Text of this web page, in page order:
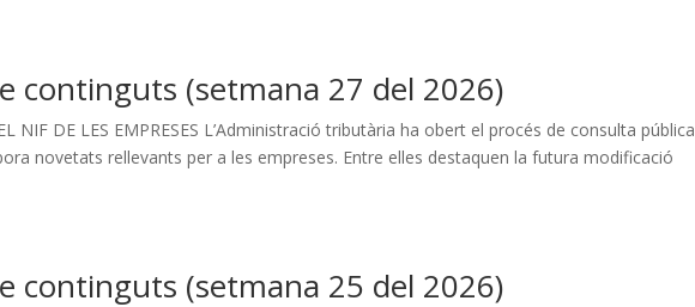
continguts (setmana 27 del 2026)
NIF DE LES EMPRESES L’Administració tributària ha obert el procés de consulta pública
novetats rellevants per a les empreses. Entre elles destaquen la futura modificació
continguts (setmana 25 del 2026)